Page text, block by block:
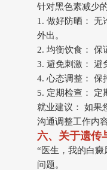
针对黑色素减少
1. 做好防晒： 无
外出。
2. 均衡饮食： 保
3. 避免刺激： 避
4. 心态调整： 保
5. 定期检查： 定
就业建议： 如果
沟通调整工作内
六、关于遗传
“医生，我的白
问题。